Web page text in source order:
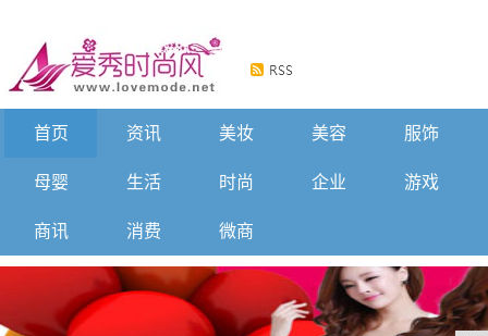
首页 资讯 美妆 美容 服饰
母婴 生活 时尚 企业 游戏
商讯 消费 微商